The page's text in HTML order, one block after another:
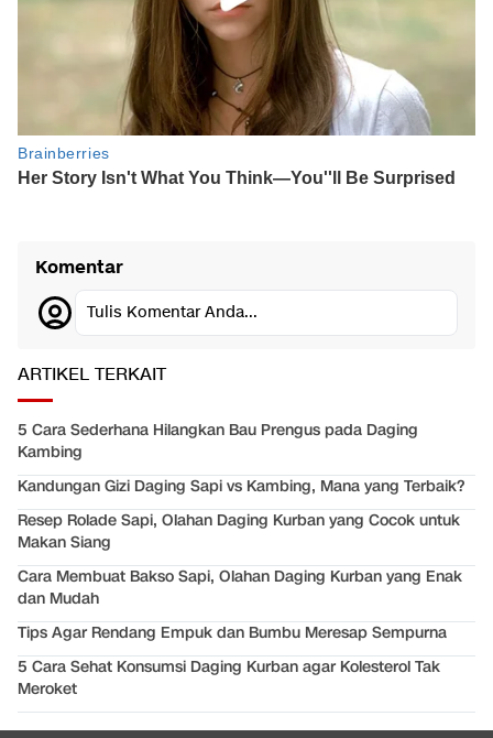
Komentar
Tulis Komentar Anda...
ARTIKEL TERKAIT
5 Cara Sederhana Hilangkan Bau Prengus pada Daging
Kambing
Kandungan Gizi Daging Sapi vs Kambing, Mana yang Terbaik?
Resep Rolade Sapi, Olahan Daging Kurban yang Cocok untuk
Makan Siang
Cara Membuat Bakso Sapi, Olahan Daging Kurban yang Enak
dan Mudah
Tips Agar Rendang Empuk dan Bumbu Meresap Sempurna
5 Cara Sehat Konsumsi Daging Kurban agar Kolesterol Tak
Meroket